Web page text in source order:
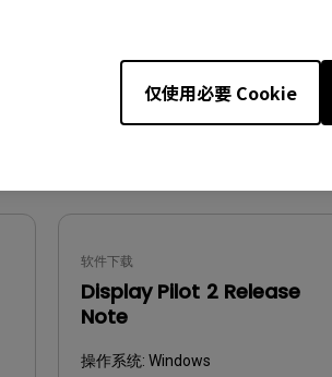
仅使用必要 Cookie
下载
软件下载
Display Pilot 2 Release
Note
操作系统:Windows